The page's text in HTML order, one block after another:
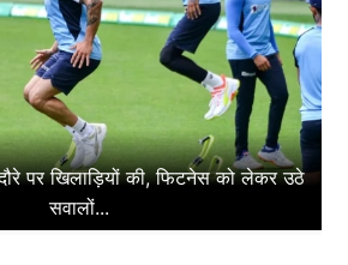
पर खिलाड़ियों की, फिटनेस को लेकर उठे
सवालों...